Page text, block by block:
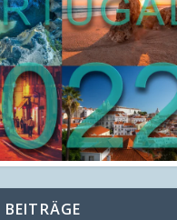
BEITRÄGE